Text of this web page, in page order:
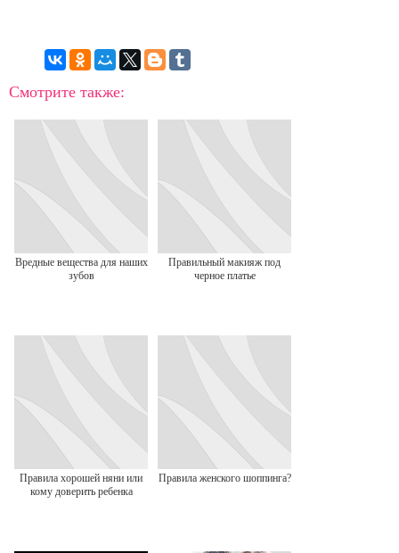
Смотрите также:
Вредные вещества для наших
зубов
Правильный макияж под
черное платье
Правила хорошей няни или
кому доверить ребенка
Правила женского шоппинга?